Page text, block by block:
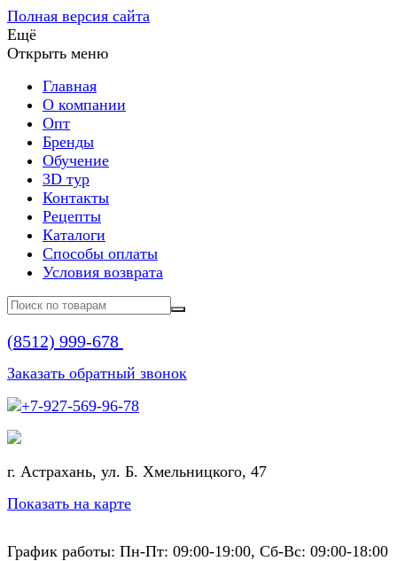
Полная версия сайта
Ещё
Открыть меню
Главная
О компании
Опт
Бренды
Обучение
3D тур
Контакты
Рецепты
Каталоги
Способы оплаты
Условия возврата
(8512) 999-678
Заказать обратный звонок
+7-927-569-96-78
г. Астрахань, ул. Б. Хмельницкого, 47
Показать на карте
График работы: Пн-Пт: 09:00-19:00, Сб-Вс: 09:00-18:00